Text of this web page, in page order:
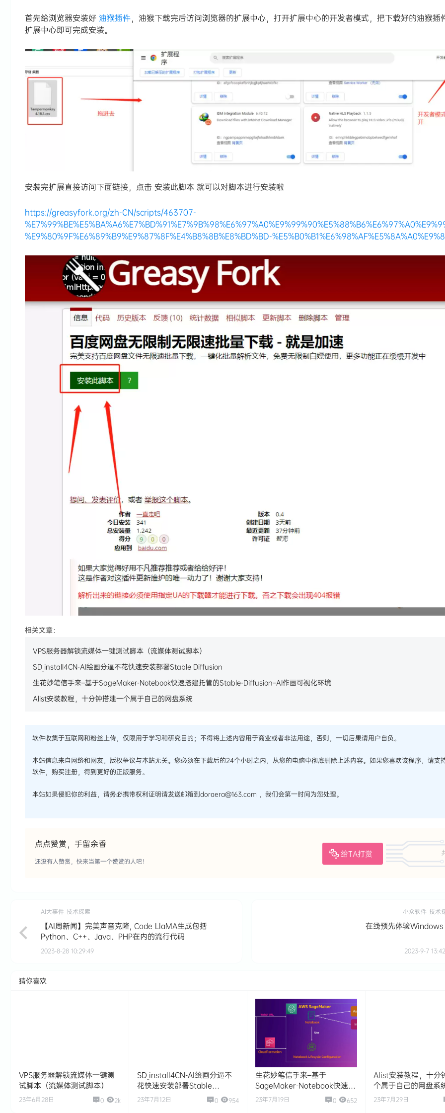
首先给浏览器安装好 油猴插件，油猴下载完后访问浏览器的扩展中心，打开扩展中心的开发者模式，把下载好的油猴插
扩展中心即可完成安装。
安装完扩展直接访问下面链接，点击 安装此脚本 就可以对脚本进行安装啦
https://greasyfork.org/zh-CN/scripts/463707-
%E9%80%9F%E6%89%B9%E9%87%8F%E4%B8%8B%E8%BD%BD-
相关文章：
VPS服务器解锁流媒体一键测试脚本（流媒体测试脚本）
SD_install4CN-AI绘画分逼不花快速安装部署Stable Diffusion
生花妙笔信手来–基于SageMaker-Notebook快速搭建托管的Stable-Diffusion–AI作画可视化环境
Alist安装教程，十分钟搭建一个属于自己的网盘系统
软件收集于互联网和粉丝上传，仅限用于学习和研究目的；不得将上述内容用于商业或者非法用途，否则，一切后果请用户自负。
本站信息来自网络和网友，版权争议与本站无关。您必须在下载后的24个小时之内，从您的电脑中彻底删除上述内容。如果您喜欢该程序，请支
软件，购买注册，得到更好的正版服务。
本站如果侵犯你的利益，请务必携带权利证明请发送邮箱到doraera@163.com ，我们会第一时间为您处理。
点点赞赏，手留余香
给TA打赏
还没有人赞赏，快来当第一个赞赏的人吧！
AI大事件 技术探索
【AI周新闻】完美声音克隆, Code LlaMA生成包括
Python、C++、Java、PHP在内的流行代码
2023-8-28 10:29:49
小众软件 技术
在线预先体验Windows
2023-9-7
猜你喜欢
VPS服务器解锁流媒体一键测
试脚本（流媒体测试脚本）
23年6月28日 0 2k
SD_install4CN-AI绘画分逼不
花快速安装部署Stable
Diffusion
23年7月12日 0 954
生花妙笔信手来–基于
SageMaker-Notebook快速搭
建托管的Stable-Diffusion–AI
23年7月19日 0 652
Alist安装教程，十分
个属于自己的网盘系
23年7月29日